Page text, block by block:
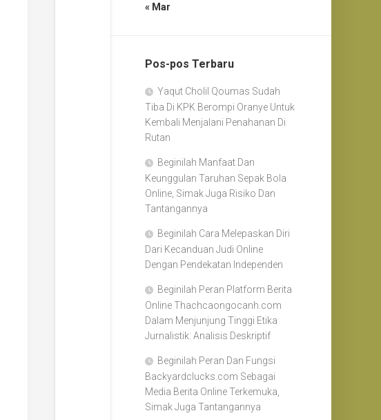
« Mar
Pos-pos Terbaru
Yaqut Cholil Qoumas Sudah
Tiba Di KPK Berompi Oranye Untuk
Kembali Menjalani Penahanan Di
Rutan
Beginilah Manfaat Dan
Keunggulan Taruhan Sepak Bola
Online, Simak Juga Risiko Dan
Tantangannya
Beginilah Cara Melepaskan Diri
Dari Kecanduan Judi Online
Dengan Pendekatan Independen
Beginilah Peran Platform Berita
Online Thachcaongocanh.com
Dalam Menjunjung Tinggi Etika
Jurnalistik: Analisis Deskriptif
Beginilah Peran Dan Fungsi
Backyardclucks.com Sebagai
Media Berita Online Terkemuka,
Simak Juga Tantangannya